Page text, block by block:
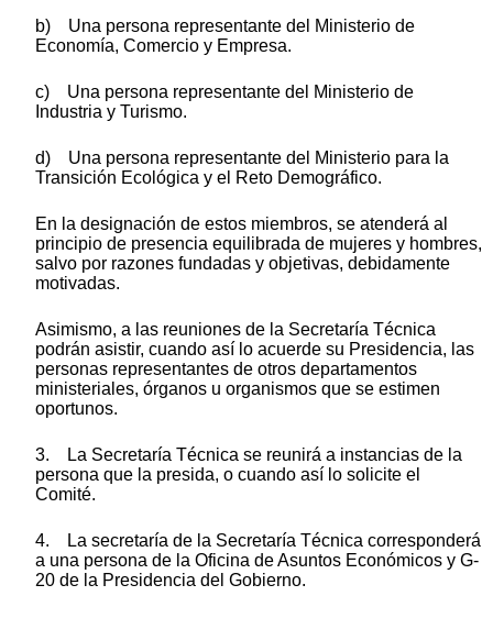
b) Una persona representante del Ministerio de
Economía, Comercio y Empresa.
c) Una persona representante del Ministerio de
Industria y Turismo.
d) Una persona representante del Ministerio para la
Transición Ecológica y el Reto Demográfico.
En la designación de estos miembros, se atenderá al
principio de presencia equilibrada de mujeres y hombres,
salvo por razones fundadas y objetivas, debidamente
motivadas.
Asimismo, a las reuniones de la Secretaría Técnica
podrán asistir, cuando así lo acuerde su Presidencia, las
personas representantes de otros departamentos
ministeriales, órganos u organismos que se estimen
oportunos.
3. La Secretaría Técnica se reunirá a instancias de la
persona que la presida, o cuando así lo solicite el
Comité.
4. La secretaría de la Secretaría Técnica corresponderá
a una persona de la Oficina de Asuntos Económicos y G-
20 de la Presidencia del Gobierno.